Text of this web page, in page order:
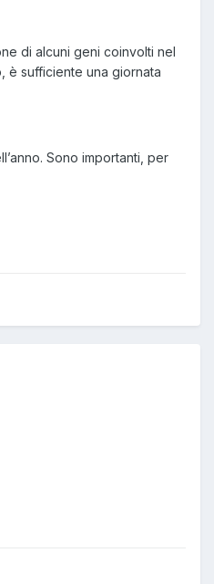
di alcuni geni coinvolti nel
è sufficiente una giornata
Sono importanti, per